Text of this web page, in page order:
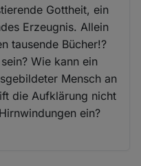
Gottheit, ein
Erzeugnis. Allein
tausende Bücher!?
Wie kann ein
Mensch an
die Aufklärung nicht
ein?